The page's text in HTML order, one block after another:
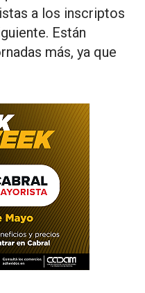
a los inscriptos
Están
más, ya que